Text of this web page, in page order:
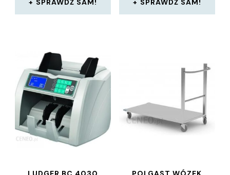
SPRAWDŹ SAM! SPRAWDŹ SAM!